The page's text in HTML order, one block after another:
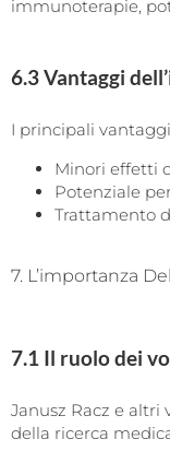
immunoterapie,
6.3 Vantaggi
I principali
Minori effetti
Potenziale
Trattamento
7. L’importanza
7.1 Il ruolo dei
Janusz Racz e altri
della ricerca